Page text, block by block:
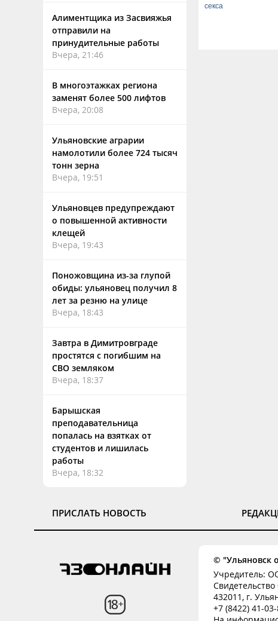
Алиментщика из Засвияжья
отправили на
принудительные работы
Вчера, 21:46
В многоэтажках региона
заменят более 500 лифтов
Вчера, 20:08
Ульяновские аграрии
намолотили более 724 тысяч
тонн зерна
Вчера, 19:51
Ульяновцев предупреждают
о повышенной активности
клещей
Вчера, 19:43
Поножовщина из-за глупой
обиды: ульяновец получил 8
лет за резню на улице
Вчера, 18:43
Завтра в Димитровграде
простятся с погибшим на
СВО земляком
Вчера, 18:37
Барышская
преподавательница
попалась на взятках от
студентов и лишилась
работы
Вчера, 18:32
секса
ПРИСЛАТЬ НОВОСТЬ
© "Ульяновск
Учредитель:
432011, г.
+7 (8422) 41-